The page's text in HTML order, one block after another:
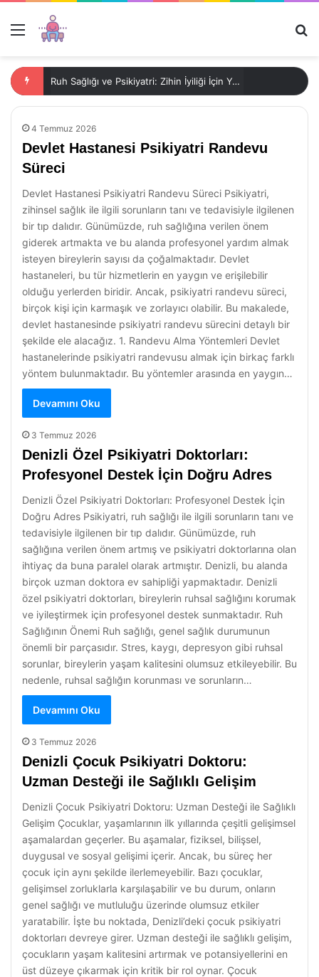
Menü
Ruh Sağlığı ve Psikiyatri: Zihin İyiliği İçin Yeni Yaklaşımlar
4 Temmuz 2026
Devlet Hastanesi Psikiyatri Randevu
Süreci
Devlet Hastanesi Psikiyatri Randevu Süreci Psikiyatri,
zihinsel sağlık ile ilgili sorunların tanı ve tedavisiyle ilgilenen
bir tıp dalıdır. Günümüzde, ruh sağlığına verilen önem
giderek artmakta ve bu alanda profesyonel yardım almak
isteyen bireylerin sayısı da çoğalmaktadır. Devlet
hastaneleri, bu tür hizmetlerin en yaygın ve erişilebilir
olduğu yerlerden biridir. Ancak, psikiyatri randevu süreci,
birçok kişi için karmaşık ve zorlayıcı olabilir. Bu makalede,
devlet hastanesinde psikiyatri randevu sürecini detaylı bir
şekilde ele alacağız. 1. Randevu Alma Yöntemleri Devlet
hastanelerinde psikiyatri randevusu almak için birkaç farklı
yöntem bulunmaktadır. Bu yöntemler arasında en yaygın…
Devamını Oku
3 Temmuz 2026
Denizli Özel Psikiyatri Doktorları:
Profesyonel Destek İçin Doğru Adres
Denizli Özel Psikiyatri Doktorları: Profesyonel Destek İçin
Doğru Adres Psikiyatri, ruh sağlığı ile ilgili sorunların tanı ve
tedavisiyle ilgilenen bir tıp dalıdır. Günümüzde, ruh
sağlığına verilen önem artmış ve psikiyatri doktorlarına olan
ihtiyaç da buna paralel olarak artmıştır. Denizli, bu alanda
birçok uzman doktora ev sahipliği yapmaktadır. Denizli
özel psikiyatri doktorları, bireylerin ruhsal sağlığını korumak
ve iyileştirmek için profesyonel destek sunmaktadır. Ruh
Sağlığının Önemi Ruh sağlığı, genel sağlık durumunun
önemli bir parçasıdır. Stres, kaygı, depresyon gibi ruhsal
sorunlar, bireylerin yaşam kalitesini olumsuz etkileyebilir. Bu
nedenle, ruhsal sağlığın korunması ve sorunların…
Devamını Oku
3 Temmuz 2026
Denizli Çocuk Psikiyatri Doktoru:
Uzman Desteği ile Sağlıklı Gelişim
Denizli Çocuk Psikiyatri Doktoru: Uzman Desteği ile Sağlıklı
Gelişim Çocuklar, yaşamlarının ilk yıllarında çeşitli gelişimsel
aşamalardan geçerler. Bu aşamalar, fiziksel, bilişsel,
duygusal ve sosyal gelişimi içerir. Ancak, bu süreç her
çocuk için aynı şekilde ilerlemeyebilir. Bazı çocuklar,
gelişimsel zorluklarla karşılaşabilir ve bu durum, onların
genel sağlığı ve mutluluğu üzerinde olumsuz etkiler
yaratabilir. İşte bu noktada, Denizli’deki çocuk psikiyatri
doktorları devreye girer. Uzman desteği ile sağlıklı gelişim,
çocukların yaşam kalitesini artırmak ve potansiyellerini en
üst düzeye çıkarmak için kritik bir rol oynar. Çocuk